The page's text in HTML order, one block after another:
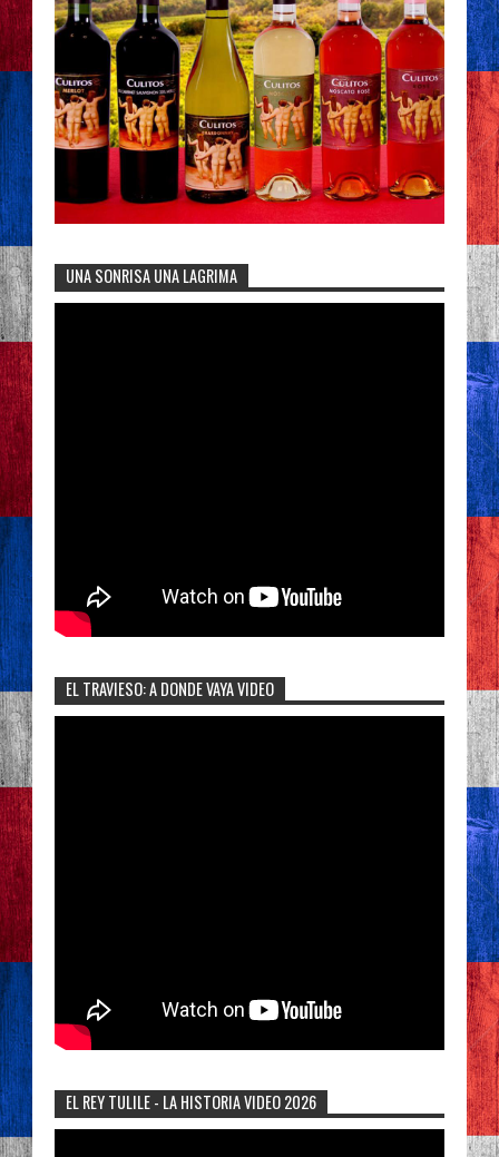
UNA SONRISA UNA LAGRIMA
EL TRAVIESO: A DONDE VAYA VIDEO
EL REY TULILE - LA HISTORIA VIDEO 2026